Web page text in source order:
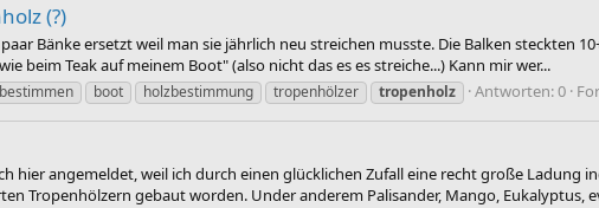
(?)
Bänke ersetzt weil man sie jährlich neu streichen musste. Die Balken steckten
beim Teak auf meinem Boot" (also nicht das es es streiche...) Kann mir wer...
bestimmen boot holzbestimmung tropenhölzer tropenholz Antworten: 0
hier angemeldet, weil ich durch einen glücklichen Zufall eine recht große Ladung
Tropenhölzern gebaut worden. Under anderem Palisander, Mango, Eukalyptus,